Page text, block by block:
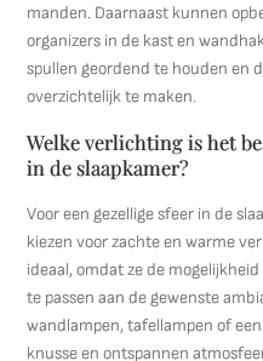
manden. Daarnaast kunnen
organizers in de kast en
spullen geordend te houden en
overzichtelijk te maken.
Welke verlichting is het
in de slaapkamer?
Voor een gezellige sfeer in de
kiezen voor zachte en warme
ideaal, omdat ze de
te passen aan de gewenste
wandlampen, tafellampen of
knusse en ontspannen